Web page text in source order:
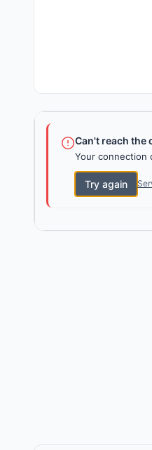
Can't reach the
Your connection
Try again